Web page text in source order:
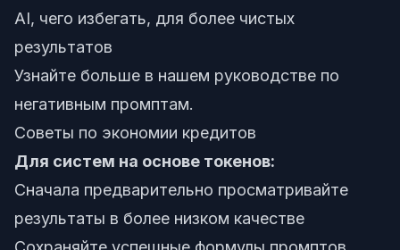
AI, чего избегать, для более чистых
результатов
Узнайте больше в нашем руководстве по
негативным промптам.
Советы по экономии кредитов
Для систем на основе токенов:
Сначала предварительно просматривайте
результаты в более низком качестве